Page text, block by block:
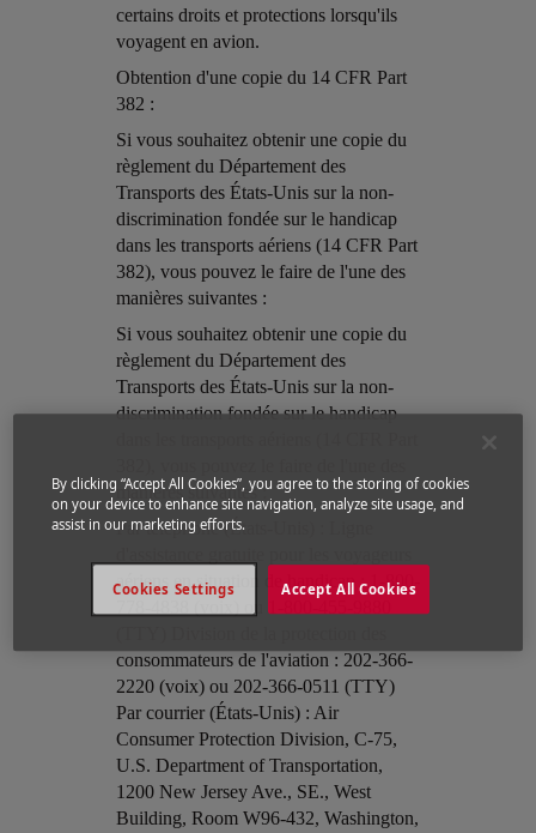
certains droits et protections lorsqu'ils
voyagent en avion.
Open in a new window
Obtention d'une copie du 14 CFR Part
382 :
Open in a new window
Si vous souhaitez obtenir une copie du
règlement du Département des
Transports des États-Unis sur la non-
discrimination fondée sur le handicap
dans les transports aériens (14 CFR Part
382), vous pouvez le faire de l'une des
manières suivantes :
Open in a new window
Si vous souhaitez obtenir une copie du
règlement du Département des
Transports des États-Unis sur la non-
discrimination fondée sur le handicap
manières suivantes :
Open in a new window
Par téléphone (États-Unis) : Ligne
aériens en situation de handicap : 1-800-
consommateurs de l'aviation : 202-366-
2220 (voix) ou 202-366-0511 (TTY)
Par courrier (États-Unis) : Air
Consumer Protection Division, C-75,
U.S. Department of Transportation,
1200 New Jersey Ave., SE., West
Building, Room W96-432, Washington,
By clicking “Accept All Cookies”, you agree to the storing of cookies
on your device to enhance site navigation, analyze site usage, and
assist in our marketing efforts.
Accept All Cookies
Cookies Settings